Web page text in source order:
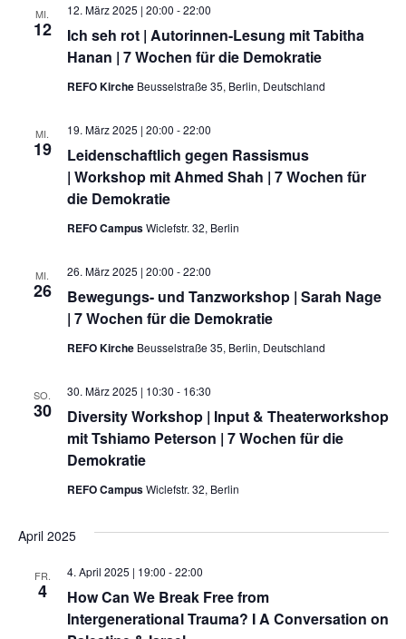
MI.
12
Ich seh rot | Autorinnen-Lesung mit Tabitha
Hanan | 7 Wochen für die Demokratie
12. März 2025 | 20:00 -22:00
REFO Kirche Beusselstraße 35, Berlin, Deutschland
MI.
19
Leidenschaftlich gegen Rassismus
| Workshop mit Ahmed Shah | 7 Wochen für
die Demokratie
19. März 2025 | 20:00 -22:00
REFO CampusWiclefstr. 32, Berlin
MI.
26
Bewegungs- und Tanzworkshop | Sarah Nage
| 7 Wochen für die Demokratie
26. März 2025 | 20:00 -22:00
REFO Kirche Beusselstraße 35, Berlin, Deutschland
SO.
30
Diversity Workshop | Input & Theaterworkshop
mit Tshiamo Peterson | 7 Wochen für die
Demokratie
30. März 2025 | 10:30 - 16:30
REFO CampusWiclefstr. 32, Berlin
April 2025
FR.
4
How Can We Break Free from
Intergenerational Trauma? I A Conversation on
4. April 2025 | 19:00 -22:00